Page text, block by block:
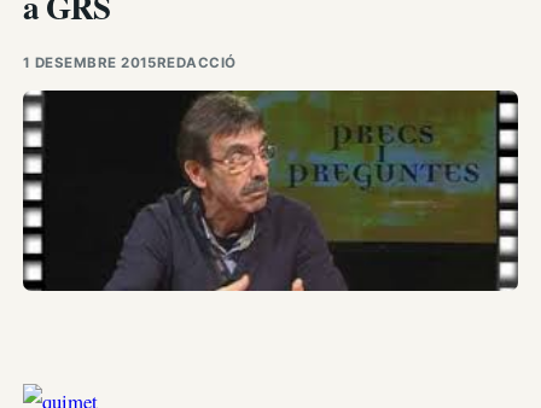
1 DESEMBRE 2015REDACCIÓ